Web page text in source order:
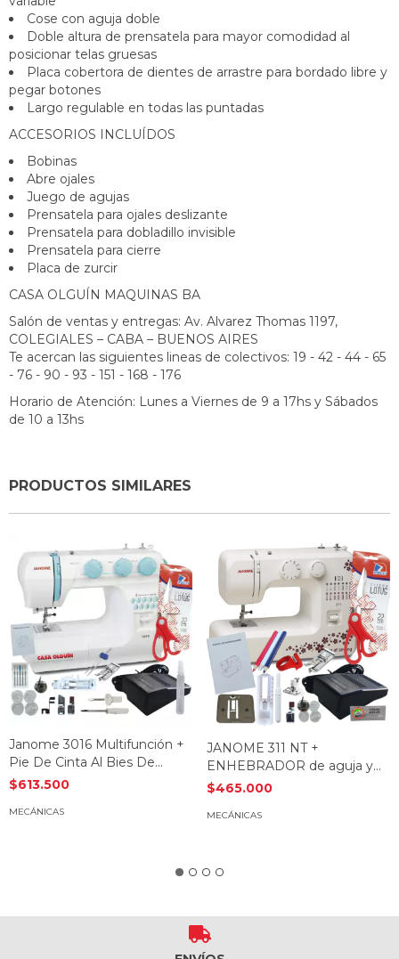
Cose con aguja doble
Doble altura de prensatela para mayor comodidad al
posicionar telas gruesas
Placa cobertora de dientes de arrastre para bordado libre y
pegar botones
Largo regulable en todas las puntadas
ACCESORIOS INCLUÍDOS
Bobinas
Abre ojales
Juego de agujas
Prensatela para ojales deslizante
Prensatela para dobladillo invisible
Prensatela para cierre
Placa de zurcir
CASA OLGUÍN MAQUINAS BA
Salón de ventas y entregas: Av. Alvarez Thomas 1197,
COLEGIALES – CABA – BUENOS AIRES
Te acercan las siguientes lineas de colectivos: 19 - 42 - 44 - 65
- 76 - 90 - 93 - 151 - 168 - 176
Horario de Atención: Lunes a Viernes de 9 a 17hs y Sábados
de 10 a 13hs
PRODUCTOS SIMILARES
Janome 3016 Multifunción +
Pie De Cinta Al Bies De
Regalo
$613.500
MECÁNICAS
JANOME 311 NT +
ENHEBRADOR de aguja y
Pie De Falso Overlock De
$465.000
MECÁNICAS